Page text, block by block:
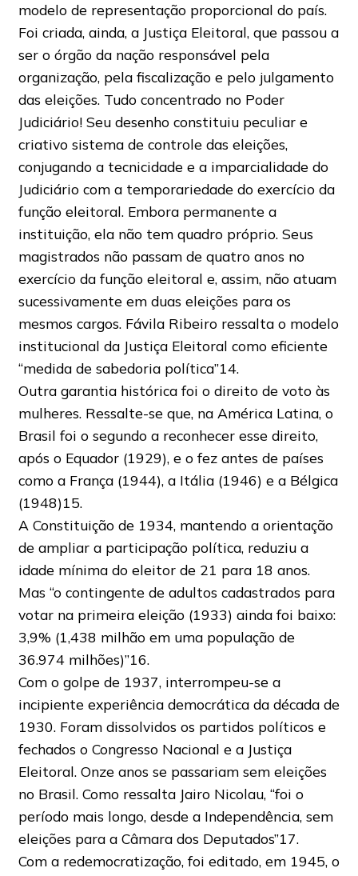
modelo de representação proporcional do país.
Foi criada, ainda, a Justiça Eleitoral, que passou a
ser o órgão da nação responsável pela
organização, pela fiscalização e pelo julgamento
das eleições. Tudo concentrado no Poder
Judiciário! Seu desenho constituiu peculiar e
criativo sistema de controle das eleições,
conjugando a tecnicidade e a imparcialidade do
Judiciário com a temporariedade do exercício da
função eleitoral. Embora permanente a
instituição, ela não tem quadro próprio. Seus
magistrados não passam de quatro anos no
exercício da função eleitoral e, assim, não atuam
sucessivamente em duas eleições para os
mesmos cargos. Fávila Ribeiro ressalta o modelo
institucional da Justiça Eleitoral como eficiente
“medida de sabedoria política”14.
Outra garantia histórica foi o direito de voto às
mulheres. Ressalte-se que, na América Latina, o
Brasil foi o segundo a reconhecer esse direito,
após o Equador (1929), e o fez antes de países
como a França (1944), a Itália (1946) e a Bélgica
(1948)15.
A Constituição de 1934, mantendo a orientação
de ampliar a participação política, reduziu a
idade mínima do eleitor de 21 para 18 anos.
Mas “o contingente de adultos cadastrados para
votar na primeira eleição (1933) ainda foi baixo:
3,9% (1,438 milhão em uma população de
36.974 milhões)”16.
Com o golpe de 1937, interrompeu-se a
incipiente experiência democrática da década de
1930. Foram dissolvidos os partidos políticos e
fechados o Congresso Nacional e a Justiça
Eleitoral. Onze anos se passariam sem eleições
no Brasil. Como ressalta Jairo Nicolau, “foi o
período mais longo, desde a Independência, sem
eleições para a Câmara dos Deputados”17.
Com a redemocratização, foi editado, em 1945, o